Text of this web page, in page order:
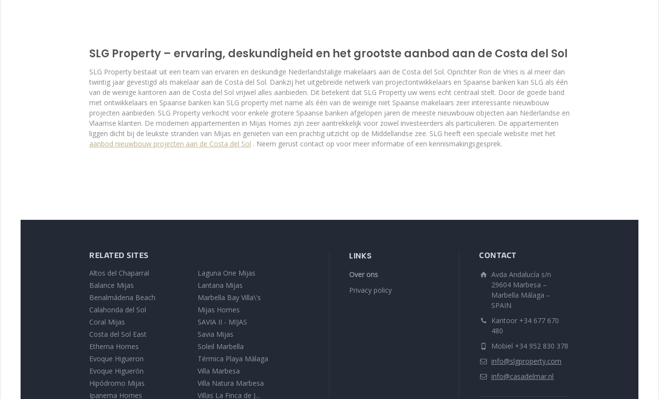
SLG Property – ervaring, deskundigheid en het grootste aanbod aan de Costa del Sol
SLG Property bestaat uit een team van ervaren en deskundige Nederlandstalige makelaars aan de Costa del Sol. Oprichter Ron de Vries is al meer dan
twintig jaar gevestigd als makelaar aan de Costa del Sol. Dankzij het uitgebreide netwerk van projectontwikkelaars en Spaanse banken kan SLG als één
van de weinige kantoren aan de Costa del Sol vrijwel alles aanbieden. Dit betekent dat SLG Property uw wens echt centraal stelt. Door de goede band
met ontwikkelaars en Spaanse banken kan SLG property met name als één van de weinige niet Spaanse makelaars zeer interessante nieuwbouw
projecten aanbieden. SLG Property verkocht voor enkele grotere Spaanse banken afgelopen jaren de meeste nieuwbouw objecten aan Nederlandse en
Vlaamse klanten. De modernen appartementen in Mijas Homes zijn zeer aantrekkelijk voor zowel investeerders als particulieren. De appartementen
liggen dicht bij de leukste stranden van Mijas en genieten van een prachtig uitzicht op de Middellandse zee. SLG heeft een speciale website met het
aanbod nieuwbouw projecten aan de Costa del Sol . Neem gerust contact op voor meer informatie of een kennismakingsgesprek.
RELATED SITES
Altos del Chaparral
Balance Mijas
Benalmádena Beach
Calahonda del Sol
Coral Mijas
Costa del Sol East
Etherna Homes
Evoque Higueron
Evoque Higuerón
Hipódromo Mijas
Ipanema Homes
Laguna One Mijas
Lantana Mijas
Marbella Bay Villa\'s
Mijas Homes
SAVIA II - MIJAS
Savia Mijas
Soleil Marbella
Térmica Playa Málaga
Villa Marbesa
Villa Natura Marbesa
Villas La Finca de J...
LINKS
Over ons
Privacy policy
CONTACT
Avda Andalucía s/n
29604 Marbesa –
Marbella Málaga –
SPAIN
Kantoor +34 677 670
480
Mobiel +34 952 830 378
info@slgproperty.com
info@casadelmar.nl